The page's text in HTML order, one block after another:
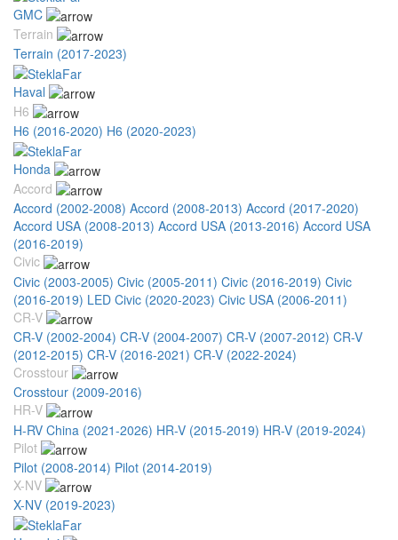
GMC
Terrain
Terrain (2017-2023)
Haval
H6
H6 (2016-2020) H6 (2020-2023)
Honda
Accord
Accord (2002-2008) Accord (2008-2013) Accord (2017-2020)
Accord USA (2008-2013) Accord USA (2013-2016) Accord USA
(2016-2019)
Civic
Civic (2003-2005) Civic (2005-2011) Civic (2016-2019) Civic
(2016-2019) LED Civic (2020-2023) Civic USA (2006-2011)
CR-V
CR-V (2002-2004) CR-V (2004-2007) CR-V (2007-2012) CR-V
(2012-2015) CR-V (2016-2021) CR-V (2022-2024)
Crosstour
Crosstour (2009-2016)
HR-V
H-RV China (2021-2026) HR-V (2015-2019) HR-V (2019-2024)
Pilot
Pilot (2008-2014) Pilot (2014-2019)
X-NV
X-NV (2019-2023)